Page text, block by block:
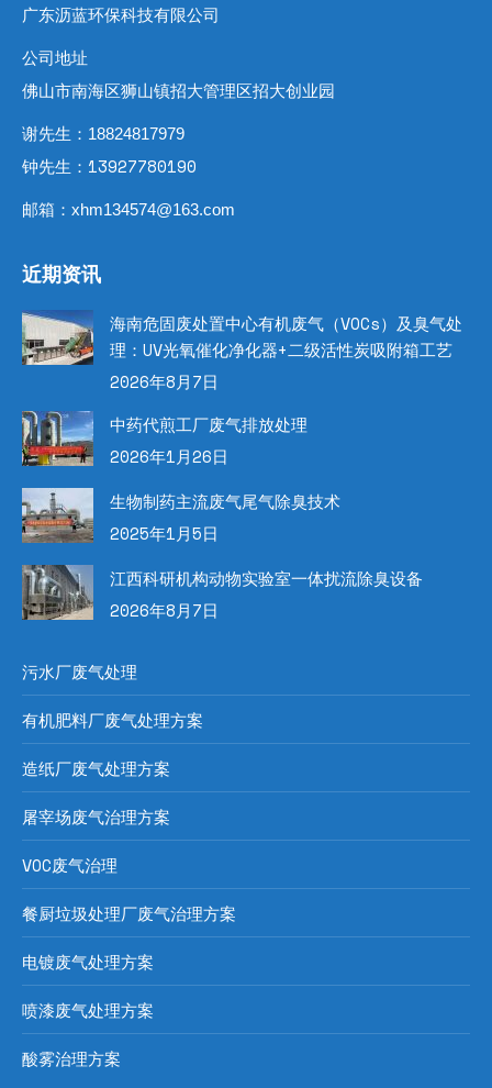
广东沥蓝环保科技有限公司
公司地址
佛山市南海区狮山镇招大管理区招大创业园
谢先生：18824817979
钟先生：13927780190
邮箱：xhm134574@163.com
近期资讯
海南危固废处置中心有机废气（VOCs）及臭气处
理：UV光氧催化净化器+二级活性炭吸附箱工艺
2026年8月7日
中药代煎工厂废气排放处理
2026年1月26日
生物制药主流废气尾气除臭技术
2025年1月5日
江西科研机构动物实验室一体扰流除臭设备
2026年8月7日
污水厂废气处理
有机肥料厂废气处理方案
造纸厂废气处理方案
屠宰场废气治理方案
VOC废气治理
餐厨垃圾处理厂废气治理方案
电镀废气处理方案
喷漆废气处理方案
酸雾治理方案